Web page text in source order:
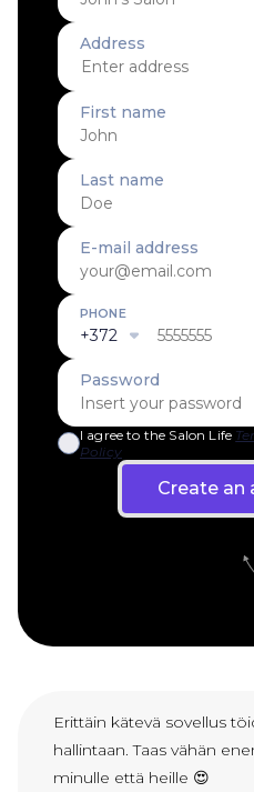
Erittäin kätevä sovellus
hallintaan. Taas vähän
minulle että heille 😍